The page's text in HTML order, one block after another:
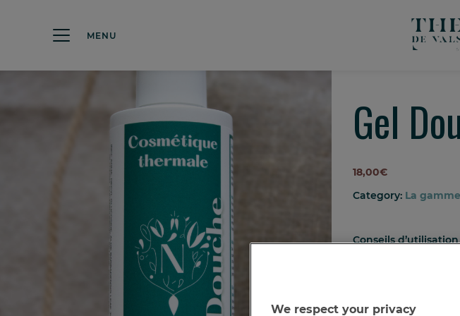
MENU
Gel
18,00€
Category: La
Conseils
Flacon Bouchon
We respect your privacy